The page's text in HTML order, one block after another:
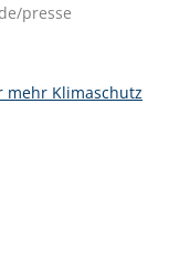
presse
mehr Klimaschutz